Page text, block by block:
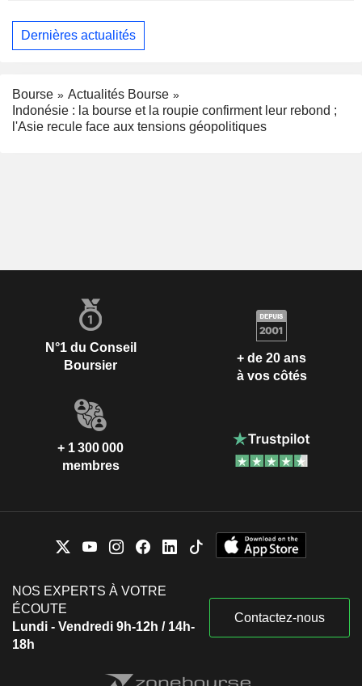
Dernières actualités
Bourse
Actualités Bourse
Indonésie : la bourse et la roupie confirment leur rebond ;
l'Asie recule face aux tensions géopolitiques
N°1 du Conseil
Boursier
+ de 20 ans
à vos côtés
+ 1 300 000
membres
NOS EXPERTS À VOTRE
ÉCOUTE
Lundi - Vendredi 9h-12h / 14h-
18h
Contactez-nous